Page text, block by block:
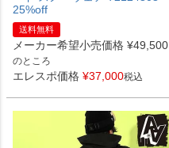
25%off
送料無料
メーカー希望小売価格 ¥49,500
のところ
エレスポ価格 ¥37,000税込